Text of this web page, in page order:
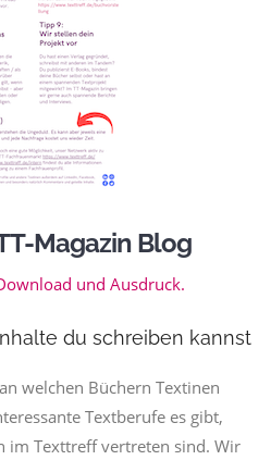
Magazin Blog
und Ausdruck.
du schreiben kannst
welchen Büchern Textinen
Textberufe es gibt,
im Texttreff vertreten sind. Wir